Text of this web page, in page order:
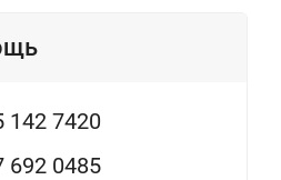
мин.
142 7420
692 0485